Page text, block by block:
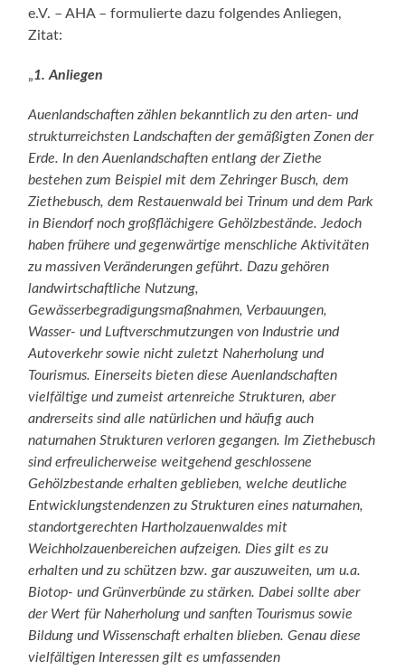
e.V. – AHA – formulierte dazu folgendes Anliegen,
Zitat:
„1. Anliegen
Auenlandschaften zählen bekanntlich zu den arten- und
strukturreichsten Landschaften der gemäßigten Zonen der
Erde. In den Auenlandschaften entlang der Ziethe
bestehen zum Beispiel mit dem Zehringer Busch, dem
Ziethebusch, dem Restauenwald bei Trinum und dem Park
in Biendorf noch großflächigere Gehölzbestände. Jedoch
haben frühere und gegenwärtige menschliche Aktivitäten
zu massiven Veränderungen geführt. Dazu gehören
landwirtschaftliche Nutzung,
Gewässerbegradigungsmaßnahmen, Verbauungen,
Wasser- und Luftverschmutzungen von Industrie und
Autoverkehr sowie nicht zuletzt Naherholung und
Tourismus. Einerseits bieten diese Auenlandschaften
vielfältige und zumeist artenreiche Strukturen, aber
andrerseits sind alle natürlichen und häufig auch
naturnahen Strukturen verloren gegangen. Im Ziethebusch
sind erfreulicherweise weitgehend geschlossene
Gehölzbestande erhalten geblieben, welche deutliche
Entwicklungstendenzen zu Strukturen eines naturnahen,
standortgerechten Hartholzauenwaldes mit
Weichholzauenbereichen aufzeigen. Dies gilt es zu
erhalten und zu schützen bzw. gar auszuweiten, um u.a.
Biotop- und Grünverbünde zu stärken. Dabei sollte aber
der Wert für Naherholung und sanften Tourismus sowie
Bildung und Wissenschaft erhalten blieben. Genau diese
vielfältigen Interessen gilt es umfassenden